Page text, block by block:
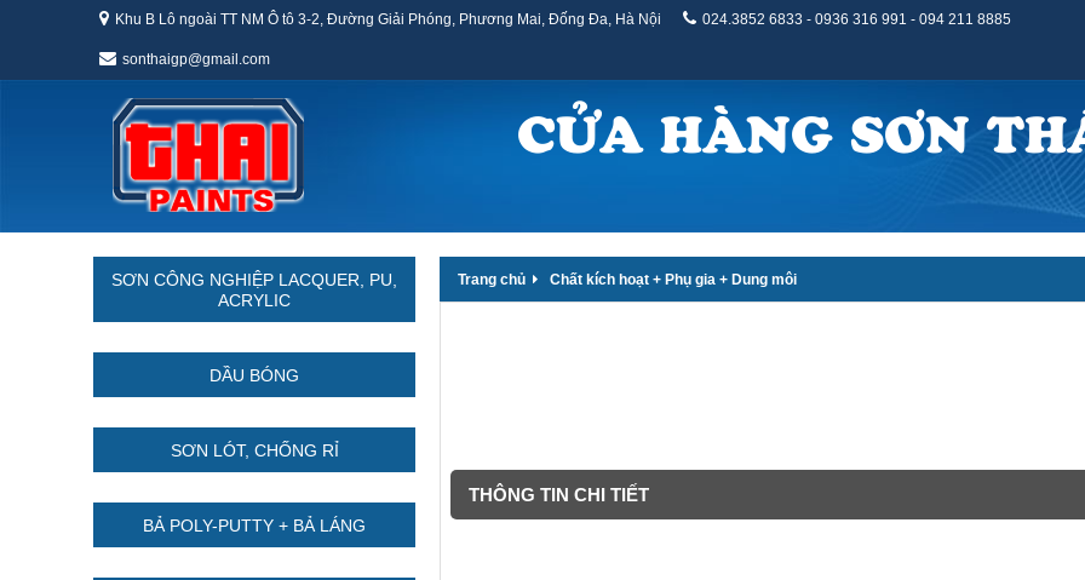
Khu B Lô ngoài TT NM Ô tô 3-2, Đường Giải Phóng, Phương Mai, Đống Đa, Hà Nội 024.3852 6833 - 0936 316 991 - 094 211 8885
sonthaigp@gmail.com
CỬA HÀNG SƠN
SƠN CÔNG NGHIỆP LACQUER, PU,
ACRYLIC
DẦU BÓNG
SƠN LÓT, CHỐNG RỈ
BẢ POLY-PUTTY + BẢ LÁNG
Trang chủ Chất kích hoạt + Phụ gia + Dung môi
THÔNG TIN CHI TIẾT